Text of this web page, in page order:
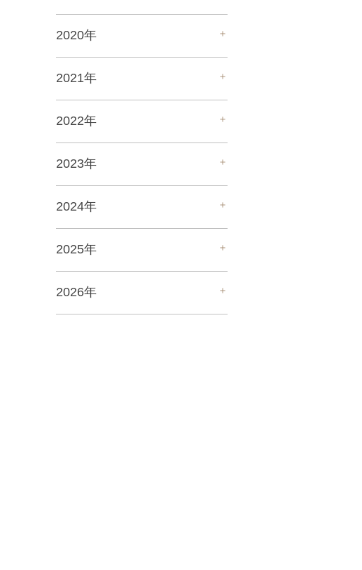
2020年 ＋
2021年 ＋
2022年 ＋
2023年 ＋
2024年 ＋
2025年 ＋
2026年 ＋